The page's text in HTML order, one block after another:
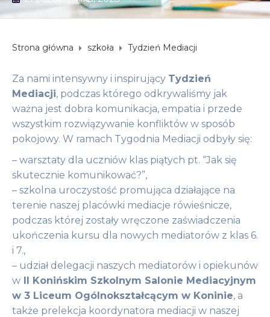
Strona główna szkoła Tydzień Mediacji
Za nami intensywny i inspirujący Tydzień
Mediacji, podczas którego odkrywaliśmy jak
ważna jest dobra komunikacja, empatia i przede
wszystkim rozwiązywanie konfliktów w sposób
pokojowy. W ramach Tygodnia Mediacji odbyły się:
– warsztaty dla uczniów klas piątych pt. “Jak się
skutecznie komunikować?”,
– szkolna uroczystość promująca działające na
terenie naszej placówki mediacje rówieśnicze,
podczas której zostały wręczone zaświadczenia
ukończenia kursu dla nowych mediatorów z klas 6.
i 7.,
– udział delegacji naszych mediatorów i opiekunów
w II Konińskim Szkolnym Salonie Mediacyjnym
w 3 Liceum Ogólnokształcącym w Koninie, a
także prelekcja koordynatora mediacji w naszej